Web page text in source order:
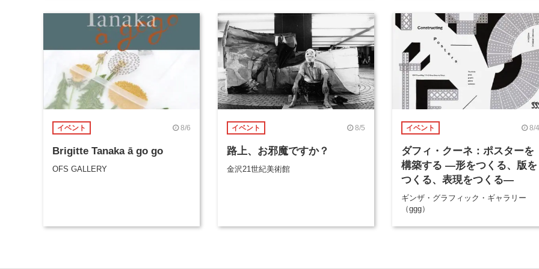
イベント 8/6
Brigitte Tanaka ā go go
OFS GALLERY
イベント 8/5
路上、お邪魔ですか？
金沢21世紀美術館
イベント 8/4
ダフィ・クーネ：ポスターを
構築する ―形をつくる、版を
つくる、表現をつくる―
ギンザ・グラフィック・ギャラリー
（ggg）